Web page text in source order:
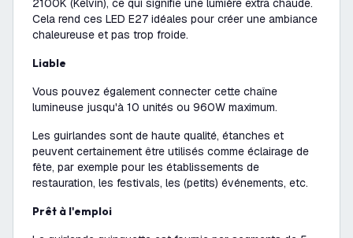
2100K (Kelvin), ce qui signifie une lumière extra chaude.
Cela rend ces LED E27 idéales pour créer une ambiance
chaleureuse et pas trop froide.
Liable
Vous pouvez également connecter cette chaîne
lumineuse jusqu'à 10 unités ou 960W maximum.
Les guirlandes sont de haute qualité, étanches et
peuvent certainement être utilisés comme éclairage de
fête, par exemple pour les établissements de
restauration, les festivals, les (petits) événements, etc.
Prêt à l'emploi